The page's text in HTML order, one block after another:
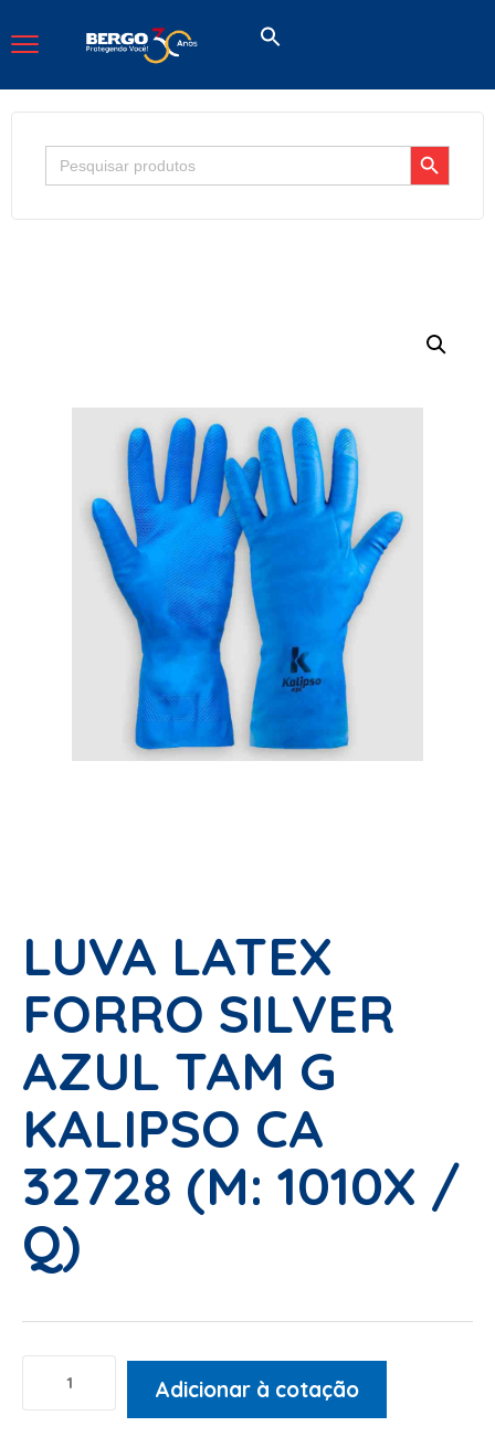
LUVA LATEX
FORRO SILVER
AZUL TAM G
KALIPSO CA
32728 (M: 1010X /
Q)
Adicionar à cotação
Search
for:
Search Button